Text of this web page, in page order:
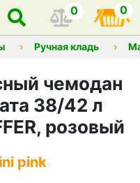
0 0
Ручная кладь
чемодан
38/42 л
розовый
pink